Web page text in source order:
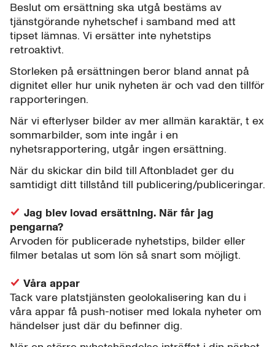
Beslut om ersättning ska utgå bestäms av
tjänstgörande nyhetschef i samband med att
tipset lämnas. Vi ersätter inte nyhetstips
retroaktivt.
Storleken på ersättningen beror bland annat på
dignitet eller hur unik nyheten är och vad den tillför
rapporteringen.
När vi efterlyser bilder av mer allmän karaktär, t ex
sommarbilder, som inte ingår i en
nyhetsrapportering, utgår ingen ersättning.
När du skickar din bild till Aftonbladet ger du
samtidigt ditt tillstånd till publicering/publiceringar.
Jag blev lovad ersättning. När får jag
pengarna?
Arvoden för publicerade nyhetstips, bilder eller
filmer betalas ut som lön så snart som möjligt.
Våra appar
Tack vare platstjänsten geolokalisering kan du i
våra appar få push-notiser med lokala nyheter om
händelser just där du befinner dig.